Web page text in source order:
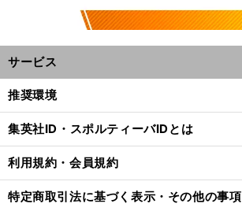
】 NZ
、
サービス
推奨環境
集英社ID・スポルティーバIDとは
利用規約・会員規約
特定商取引法に基づく表示・その他の事項